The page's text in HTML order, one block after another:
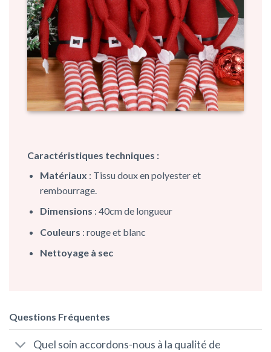
Caractéristiques techniques :
Matériaux : Tissu doux en polyester et
rembourrage.
Dimensions : 40cm de longueur
Couleurs : rouge et blanc
Nettoyage à sec
Questions Fréquentes
Quel soin accordons-nous à la qualité de